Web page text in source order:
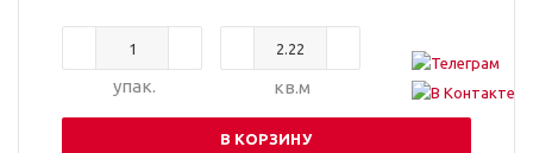
упак. кв.м
В КОРЗИНУ